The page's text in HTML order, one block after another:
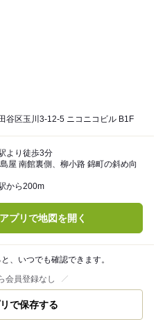
谷区玉川3-12-5 ニコニコビル B1F
より徒歩3分
島屋 南館裏側、柳小路 錦町の斜め向
から200m
プリで地図を開く
、いつでも確認できます。
会員登録なし
で保存する